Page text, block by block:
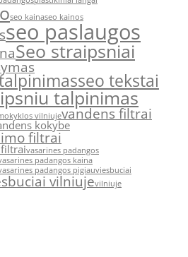
seo kainaseo kainos
seo paslaugos
Seo straipsniai
seo tekstai
talpinimas
vilniujevandens filtrai
kokybe
filtrai
vasarines padangos
padangos kaina
padangos pigiauviesbuciai
vilniujevilniuje